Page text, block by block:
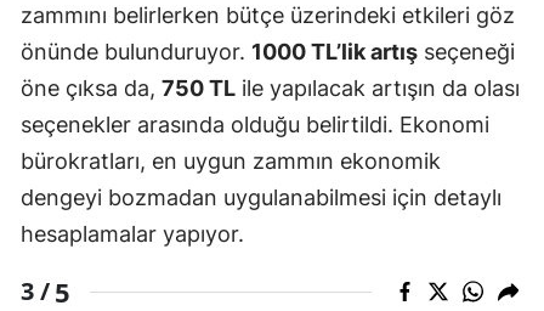
zammını belirlerken bütçe üzerindeki etkileri göz
önünde bulunduruyor. 1000 TL’lik artış seçeneği
öne çıksa da, 750 TL ile yapılacak artışın da olası
seçenekler arasında olduğu belirtildi. Ekonomi
bürokratları, en uygun zammın ekonomik
dengeyi bozmadan uygulanabilmesi için detaylı
hesaplamalar yapıyor.
3 /5